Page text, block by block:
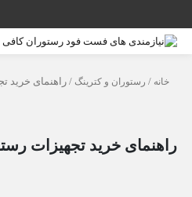
خانه/رستوران و کترینگ/ راهنمای خرید
راهنمای خرید تجهیزات